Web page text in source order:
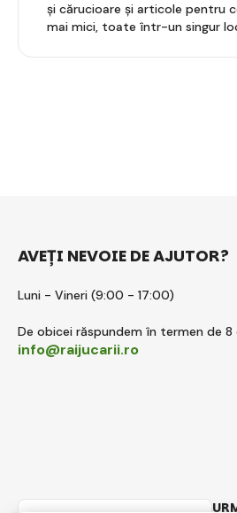
și cărucioare și articole pentru
mai mici, toate într-un singur
AVEȚI NEVOIE DE AJUTOR?
Luni - Vineri (9:00 - 17:00)
De obicei răspundem în termen de 8
info@raijucarii.ro